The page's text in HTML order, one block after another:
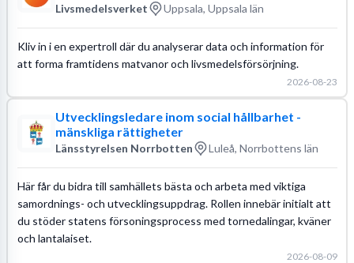
Livsmedelsverket Uppsala, Uppsala län
Kliv in i en expertroll där du analyserar data och information för
att forma framtidens matvanor och livsmedelsförsörjning.
2026-08-23
Utvecklingsledare inom social hållbarhet -
mänskliga rättigheter
Länsstyrelsen Norrbotten Luleå, Norrbottens län
Här får du bidra till samhällets bästa och arbeta med viktiga
samordnings- och utvecklingsuppdrag. Rollen innebär initialt att
du stöder statens försoningsprocess med tornedalingar, kväner
och lantalaiset.
2026-08-09